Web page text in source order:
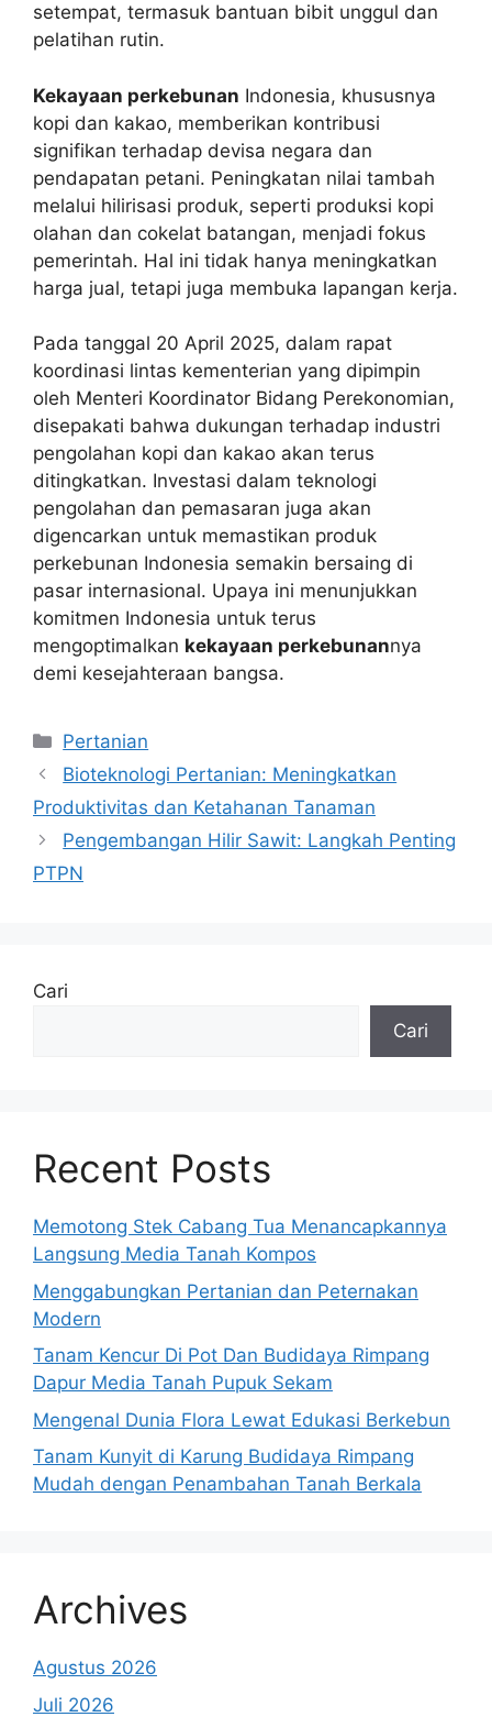
setempat, termasuk bantuan bibit unggul dan
pelatihan rutin.
Kekayaan perkebunan Indonesia, khususnya
kopi dan kakao, memberikan kontribusi
signifikan terhadap devisa negara dan
pendapatan petani. Peningkatan nilai tambah
melalui hilirisasi produk, seperti produksi kopi
olahan dan cokelat batangan, menjadi fokus
pemerintah. Hal ini tidak hanya meningkatkan
harga jual, tetapi juga membuka lapangan kerja.
Pada tanggal 20 April 2025, dalam rapat
koordinasi lintas kementerian yang dipimpin
oleh Menteri Koordinator Bidang Perekonomian,
disepakati bahwa dukungan terhadap industri
pengolahan kopi dan kakao akan terus
ditingkatkan. Investasi dalam teknologi
pengolahan dan pemasaran juga akan
digencarkan untuk memastikan produk
perkebunan Indonesia semakin bersaing di
pasar internasional. Upaya ini menunjukkan
komitmen Indonesia untuk terus
mengoptimalkan kekayaan perkebunannya
demi kesejahteraan bangsa.
Kategori
Pertanian
Bioteknologi Pertanian: Meningkatkan
Produktivitas dan Ketahanan Tanaman
Pengembangan Hilir Sawit: Langkah Penting
PTPN
Cari
Cari
Recent Posts
Memotong Stek Cabang Tua Menancapkannya
Langsung Media Tanah Kompos
Menggabungkan Pertanian dan Peternakan
Modern
Tanam Kencur Di Pot Dan Budidaya Rimpang
Dapur Media Tanah Pupuk Sekam
Mengenal Dunia Flora Lewat Edukasi Berkebun
Tanam Kunyit di Karung Budidaya Rimpang
Mudah dengan Penambahan Tanah Berkala
Archives
Agustus 2026
Juli 2026